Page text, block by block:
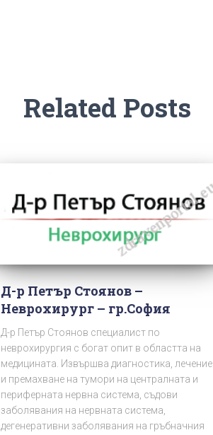
Related Posts
Д-р Петър Стоянов –
Неврохирург – гр.София
Д-р Петър Стоянов специалист по
неврохирургия с богат опит в областта на
медицината. Извършва диагностика, лечение
и премахване на тумори на централната и
периферната нервна система, съдови
заболявания на нервната система,
дегенеративни заболявания на гръбначния